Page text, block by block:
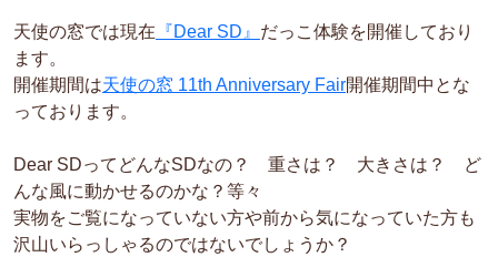
天使の窓では現在 『Dear SD』 だっこ体験を開催しており
ます。
開催期間は天使の窓 11th Anniversary Fair開催期間中とな
っております。
Dear SDってどんなSDなの？ 重さは？ 大きさは？ ど
んな風に動かせるのかな？等々
実物をご覧になっていない方や前から気になっていた方も
沢山いらっしゃるのではないでしょうか？